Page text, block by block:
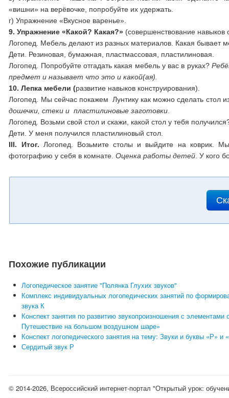
«вишни» на верёвочке, попробуйте их удержать.
г) Упражнение «Вкусное варенье».
9. Упражнение «Какой? Какая?» (совершенствование навыков
Логопед. Мебель делают из разных материалов. Какая бывает
Дети. Резиновая, бумажная, пластмассовая, пластилиновая.
Логопед. Попробуйте отгадать какая мебель у вас в руках?
предмет и называет что это и какой(ая).
10. Лепка мебели (развитие навыков конструирования).
Логопед. Мы сейчас покажем Лунтику как можно сделать стол
дошечки, стеки и пластилиновые заготовки
Логопед. Возьми свой стол и скажи, какой стол у тебя
Дети. У меня получился пластилиновый стол.
III. Итог. Логопед. Возьмите столы и выйдите на коврик.
фотографию у себя в комнате.Оценка работы детей . У кого
Похожие публикации
Логопедическое занятие "Полянка Глухих звуков"
Комплекс индивидуальных логопедических занятий по
звука К
Конспект занятия по развитию звукопроизношения с
Путешествие на большом воздушном шаре»
Конспект логопедического занятия на тему: Звуки и буквы «Р»
Сердитый звук Р
© 2014-2026, Всероссийский интернет-портал "Открытый урок: